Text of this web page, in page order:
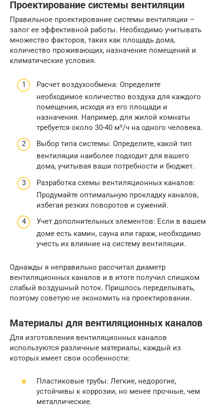
Проектирование системы вентиляции
Правильное проектирование системы вентиляции –
залог ее эффективной работы. Необходимо учитывать
множество факторов, таких как площадь дома,
количество проживающих, назначение помещений и
климатические условия.
Расчет воздухообмена: Определите
необходимое количество воздуха для каждого
помещения, исходя из его площади и
назначения. Например, для жилой комнаты
требуется около 30-40 м³/ч на одного человека.
Выбор типа системы: Определите, какой тип
вентиляции наиболее подходит для вашего
дома, учитывая ваши потребности и бюджет.
Разработка схемы вентиляционных каналов:
Продумайте оптимальную прокладку каналов,
избегая резких поворотов и сужений.
Учет дополнительных элементов: Если в вашем
доме есть камин, сауна или гараж, необходимо
учесть их влияние на систему вентиляции.
Однажды я неправильно рассчитал диаметр
вентиляционных каналов и в итоге получил слишком
слабый воздушный поток. Пришлось переделывать,
поэтому советую не экономить на проектировании.
Материалы для вентиляционных каналов
Для изготовления вентиляционных каналов
используются различные материалы, каждый из
которых имеет свои особенности:
Пластиковые трубы: Легкие, недорогие,
устойчивы к коррозии, но менее прочные, чем
металлические.